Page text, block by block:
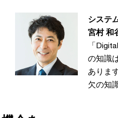
システ
宮村 和
「
の知識
ありま
欠の知